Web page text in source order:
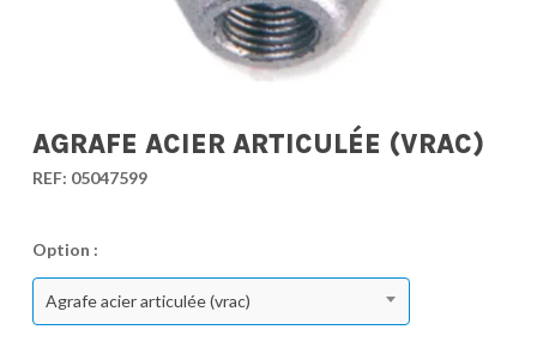
AGRAFE ACIER ARTICULÉE (VRAC)
REF: 05047599
Option :
Agrafe acier articulée (vrac)